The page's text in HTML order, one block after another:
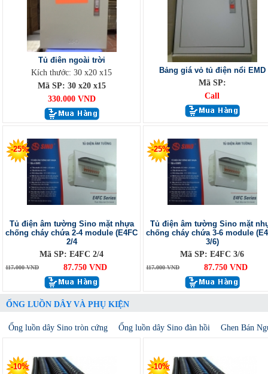
Tủ điên ngoài trời
Kích thước: 30 x20 x15
Mã SP: 30 x20 x15
330.000 VND
Bảng giá vỏ tủ điện nổi EMD
Mã SP:
Call
-25%
Tủ điện âm tường Sino mặt nhựa
chống cháy chứa 2-4 module (E4FC
2/4
Mã SP: E4FC 2/4
117.000 VND 87.750 VND
-25%
Tủ điện âm tường Sino mặt
chống cháy chứa 3-6 module
3/6)
Mã SP: E4FC 3/6
117.000 VND 87.750 VND
ỐNG LUỒN DÂY VÀ PHỤ KIỆN
Ống luồn dây Sino tròn cứng Ống luồn dây Sino đàn hồi Ghen Bán
-10% -10%